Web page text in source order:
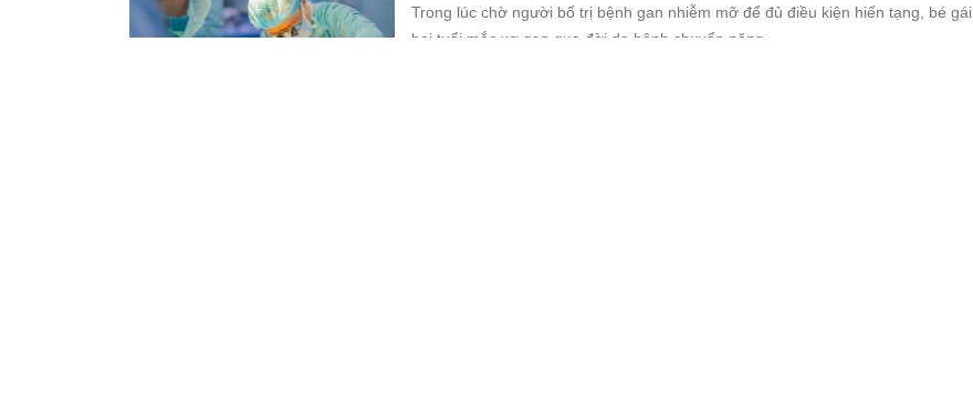
Trong lúc chờ người bố trị bệnh gan nhiễm mỡ để đủ điều kiện hiến tạng, bé gái
hai tuổi mắc xơ gan qua đời do bệnh chuyển nặng.